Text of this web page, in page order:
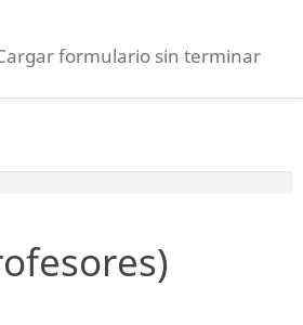
formulario sin terminar